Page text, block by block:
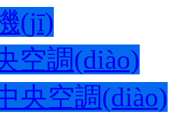
(jī)
空調(diào)
央空調(diào)